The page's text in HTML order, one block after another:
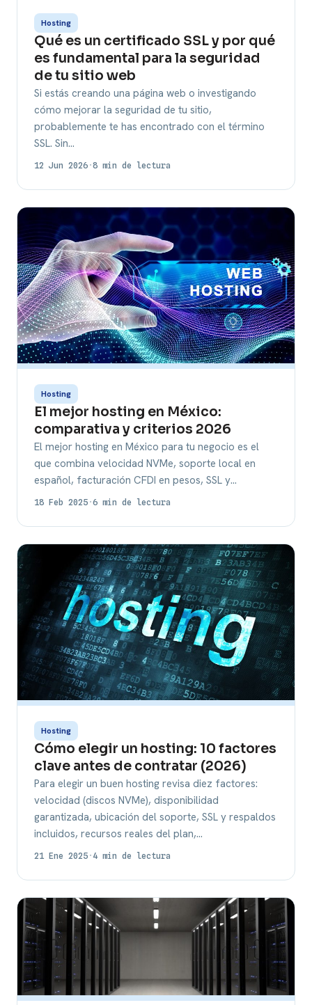
Hosting
Qué es un certificado SSL y por qué
es fundamental para la seguridad
de tu sitio web
Si estás creando una página web o investigando
cómo mejorar la seguridad de tu sitio,
probablemente te has encontrado con el término
SSL. Sin…
12 Jun 2026 ·8 min de lectura
Hosting
El mejor hosting en México:
comparativa y criterios 2026
El mejor hosting en México para tu negocio es el
que combina velocidad NVMe, soporte local en
español, facturación CFDI en pesos, SSL y…
18 Feb 2025 ·6 min de lectura
Hosting
Cómo elegir un hosting: 10 factores
clave antes de contratar (2026)
Para elegir un buen hosting revisa diez factores:
velocidad (discos NVMe), disponibilidad
garantizada, ubicación del soporte, SSL y respaldos
incluidos, recursos reales del plan,…
21 Ene 2025 · 4 min de lectura